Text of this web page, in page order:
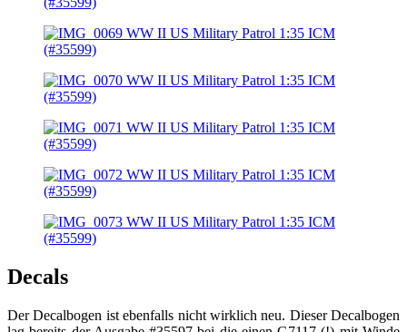
Decals
Der Decalbogen ist ebenfalls nicht wirklich neu. Dieser Decalbogen